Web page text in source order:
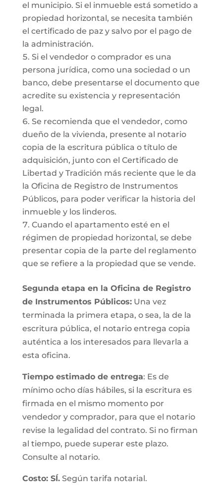
el municipio. Si el inmueble está sometido a
propiedad horizontal, se necesita también
el certificado de paz y salvo por el pago de
la administración.
Si el vendedor o comprador es una
persona jurídica, como una sociedad o un
banco, debe presentarse el documento que
acredite su existencia y representación
legal.
Se recomienda que el vendedor, como
dueño de la vivienda, presente al notario
copia de la escritura pública o título de
adquisición, junto con el Certificado de
Libertad y Tradición más reciente que le da
la Oficina de Registro de Instrumentos
Públicos, para poder verificar la historia del
inmueble y los linderos.
Cuando el apartamento esté en el
régimen de propiedad horizontal, se debe
presentar copia de la parte del reglamento
que se refiere a la propiedad que se vende.
Segunda etapa en la Oficina de Registro
de Instrumentos Públicos:Una vez
terminada la primera etapa, o sea, la de la
escritura pública, el notario entrega copia
auténtica a los interesados para llevarla a
esta oficina.
Tiempo estimado de entrega: Es de
mínimo ocho días hábiles, si la escritura es
firmada en el mismo momento por
vendedor y comprador, para que el notario
revise la legalidad del contrato. Si no firman
al tiempo, puede superar este plazo.
Consulte al notario.
Costo: SÍ.Según tarifa notarial.